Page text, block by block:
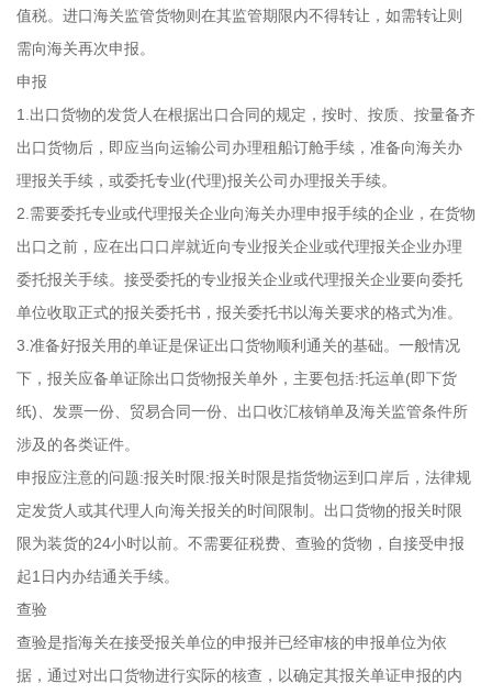
值税。进口海关监管货物则在其监管期限内不得转让，如需转让则
需向海关再次申报。
申报
1.出口货物的发货人在根据出口合同的规定，按时、按质、按量备齐
出口货物后，即应当向运输公司办理租船订舱手续，准备向海关办
理报关手续，或委托专业(代理)报关公司办理报关手续。
2.需要委托专业或代理报关企业向海关办理申报手续的企业，在货物
出口之前，应在出口口岸就近向专业报关企业或代理报关企业办理
委托报关手续。接受委托的专业报关企业或代理报关企业要向委托
单位收取正式的报关委托书，报关委托书以海关要求的格式为准。
3.准备好报关用的单证是保证出口货物顺利通关的基础。一般情况
下，报关应备单证除出口货物报关单外，主要包括:托运单(即下货
纸)、发票一份、贸易合同一份、出口收汇核销单及海关监管条件所
涉及的各类证件。
申报应注意的问题:报关时限:报关时限是指货物运到口岸后，法律规
定发货人或其代理人向海关报关的时间限制。出口货物的报关时限
限为装货的24小时以前。不需要征税费、查验的货物，自接受申报
起1日内办结通关手续。
查验
查验是指海关在接受报关单位的申报并已经审核的申报单位为依
据，通过对出口货物进行实际的核查，以确定其报关单证申报的内